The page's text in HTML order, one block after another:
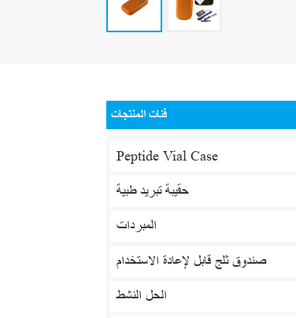
فئات المنتجات
Peptide Vial Case
حقيبة تبريد طبية
المبردات
صندوق ثلج قابل لإعادة الاستخدام
الحل النشط